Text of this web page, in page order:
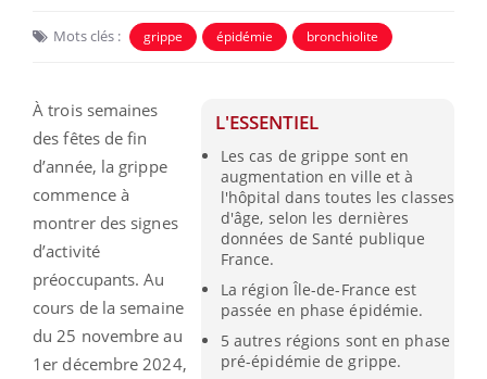
Mots clés : grippe épidémie bronchiolite
L'ESSENTIEL
Les cas de grippe sont en
augmentation en ville et à
l'hôpital dans toutes les classes
d'âge, selon les dernières
données de Santé publique
France.
La région Île-de-France est
passée en phase épidémie.
5 autres régions sont en phase
pré-épidémie de grippe.
À trois semaines
des fêtes de fin
d’année, la grippe
commence à
montrer des signes
d’activité
préoccupants. Au
cours de la semaine
du 25 novembre au
1er décembre 2024,